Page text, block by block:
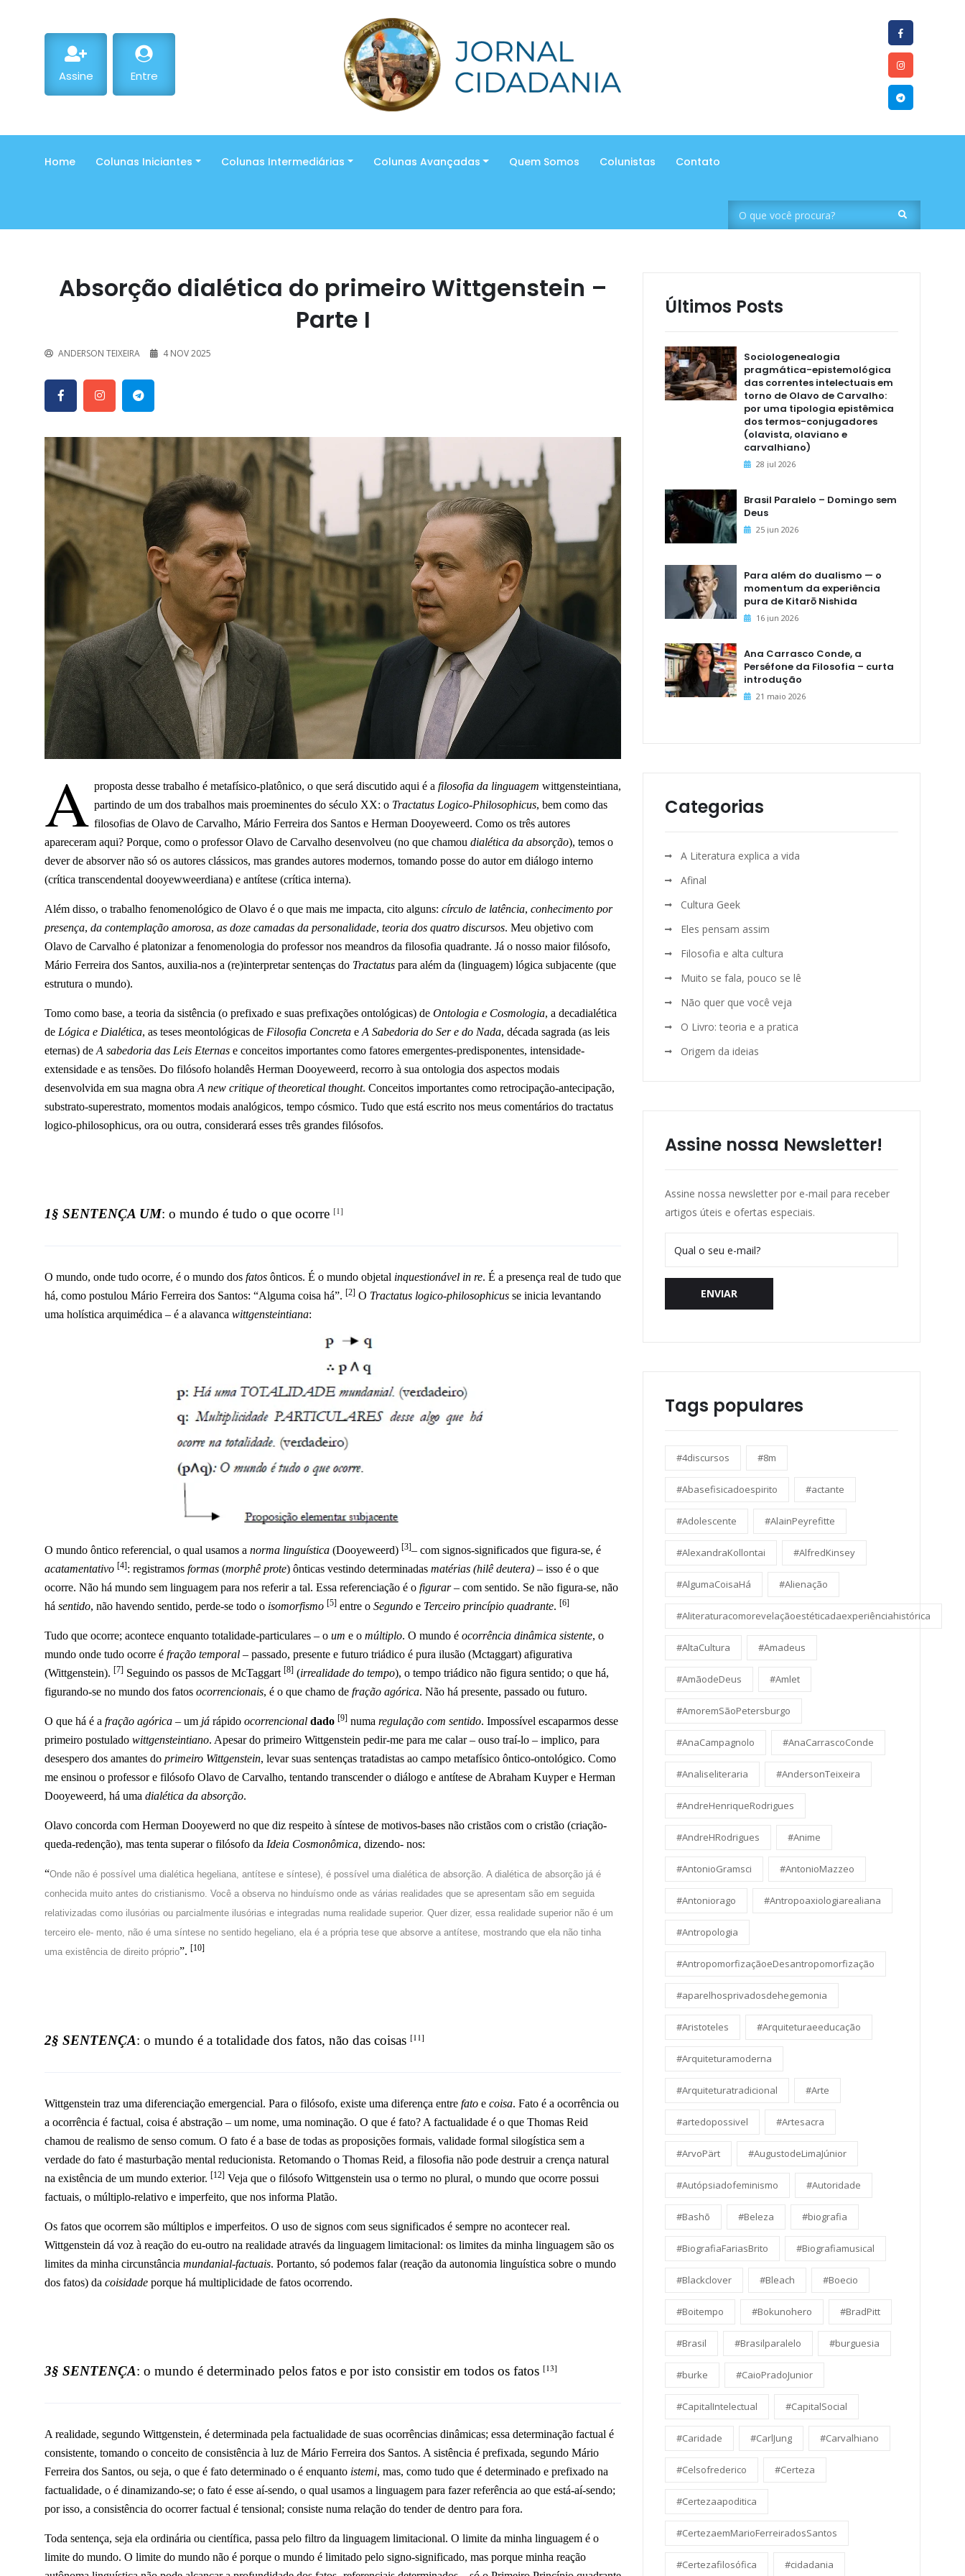
Assine Entre
Home Colunas Iniciantes Colunas Intermediárias Colunas Avançadas Quem Somos Colunistas Contato
Absorção dialética do primeiro Wittgenstein –
Parte I
ANDERSON TEIXEIRA 4 NOV 2025
A proposta desse trabalho é metafísico-platônico, o que será discutido aqui é a filosofia da linguagem wittgensteintiana,
partindo de um dos trabalhos mais proeminentes do século XX: o Tractatus Logico-Philosophicus, bem como das
filosofias de Olavo de Carvalho, Mário Ferreira dos Santos e Herman Dooyeweerd. Como os três autores
apareceram aqui? Porque, como o professor Olavo de Carvalho desenvolveu (no que chamou dialética da absorção), temos o
dever de absorver não só os autores clássicos, mas grandes autores modernos, tomando posse do autor em diálogo interno
(crítica transcendental dooyewweerdiana) e antítese (crítica interna).
Além disso, o trabalho fenomenológico de Olavo é o que mais me impacta, cito alguns: círculo de latência, conhecimento por
presença, da contemplação amorosa, as doze camadas da personalidade, teoria dos quatro discursos. Meu objetivo com
Olavo de Carvalho é platonizar a fenomenologia do professor nos meandros da filosofia quadrante. Já o nosso maior filósofo,
Mário Ferreira dos Santos, auxilia-nos a (re)interpretar sentenças do Tractatus para além da (linguagem) lógica subjacente (que
estrutura o mundo).
Tomo como base, a teoria da sistência (o prefixado e suas prefixações ontológicas) de Ontologia e Cosmologia, a decadialética
de Lógica e Dialética, as teses meontológicas de Filosofia Concreta e A Sabedoria do Ser e do Nada, década sagrada (as leis
eternas) de A sabedoria das Leis Eternas e conceitos importantes como fatores emergentes-predisponentes, intensidade-
extensidade e as tensões. Do filósofo holandês Herman Dooyeweerd, recorro à sua ontologia dos aspectos modais
desenvolvida em sua magna obra A new critique of theoretical thought. Conceitos importantes como retrocipação-antecipação,
substrato-superestrato, momentos modais analógicos, tempo cósmico. Tudo que está escrito nos meus comentários do tractatus
logico-philosophicus, ora ou outra, considerará esses três grandes filósofos.
1§ SENTENÇA UM: o mundo é tudo o que ocorre [1]
O mundo, onde tudo ocorre, é o mundo dos fatos ônticos. É o mundo objetal inquestionável in re. É a presença real de tudo que
há, como postulou Mário Ferreira dos Santos: “Alguma coisa há”. [2] O Tractatus logico-philosophicus se inicia levantando
uma holística arquimédica – é a alavanca wittgensteintiana:
O mundo ôntico referencial, o qual usamos a norma linguística (Dooyeweerd) [3]– com signos-significados que figura-se, é
acatamentativo [4]: registramos formas (morphê prote) ônticas vestindo determinadas matérias (hilê deutera) – isso é o que
ocorre. Não há mundo sem linguagem para nos referir a tal. Essa referenciação é o figurar– com sentido. Se não figura-se, não
há sentido, não havendo sentido, perde-se todo o isomorfismo [5] entre o Segundo e Terceiro princípio quadrante. [6]
Tudo que ocorre; acontece enquanto totalidade-particulares – o um e o múltiplo. O mundo é ocorrência dinâmica sistente, o
mundo onde tudo ocorre é fração temporal – passado, presente e futuro triádico é pura ilusão (Mctaggart) afigurativa
(Wittgenstein). [7] Seguindo os passos de McTaggart [8] (irrealidade do tempo), o tempo triádico não figura sentido; o que há,
figurando-se no mundo dos fatos ocorrencionais, é o que chamo de fração agórica. Não há presente, passado ou futuro.
O que há é a fração agórica – um já rápido ocorrencional dado [9] numa regulação com sentido. Impossível escaparmos desse
primeiro postulado wittgensteintiano. Apesar do primeiro Wittgenstein pedir-me para me calar – ouso traí-lo – implico, para
desespero dos amantes do primeiro Wittgenstein, levar suas sentenças tratadistas ao campo metafísico ôntico-ontológico. Como
me ensinou o professor e filósofo Olavo de Carvalho, tentando transcender o diálogo e antítese de Abraham Kuyper e Herman
Dooyeweerd, há uma dialética da absorção.
Olavo concorda com Herman Dooyewerd no que diz respeito à síntese de motivos-bases não cristãos com o cristão (criação-
queda-redenção), mas tenta superar o filósofo da Ideia Cosmonômica, dizendo- nos:
“Onde não é possível uma dialética hegeliana, antítese e síntese), é possível uma dialética de absorção. A dialética de absorção já é
conhecida muito antes do cristianismo. Você a observa no hinduísmo onde as várias realidades que se apresentam são em seguida
relativizadas como ilusórias ou parcialmente ilusórias e integradas numa realidade superior. Quer dizer, essa realidade superior não é um
terceiro ele- mento, não é uma síntese no sentido hegeliano, ela é a própria tese que absorve a antítese, mostrando que ela não tinha
uma existência de direito próprio”. [10]
2§ SENTENÇA: o mundo é a totalidade dos fatos, não das coisas [11]
Wittgenstein traz uma diferenciação emergencial. Para o filósofo, existe uma diferença entre fato e coisa. Fato é a ocorrência ou
a ocorrência é factual, coisa é abstração – um nome, uma nominação. O que é fato? A factualidade é o que Thomas Reid
chamou de realismo de senso comum. O fato é a base de todas as proposições formais, validade formal silogística sem a
verdade do fato é masturbação mental reducionista. Retomando o Thomas Reid, a filosofia não pode destruir a crença natural
na existência de um mundo exterior. [12] Veja que o filósofo Wittgenstein usa o termo no plural, o mundo que ocorre possui
factuais, o múltiplo-relativo e imperfeito, que nos informa Platão.
Os fatos que ocorrem são múltiplos e imperfeitos. O uso de signos com seus significados é sempre no acontecer real.
Wittgenstein dá voz à reação do eu-outro na realidade através da linguagem limitacional: os limites da minha linguagem são os
limites da minha circunstância mundanial-factuais. Portanto, só podemos falar (reação da autonomia linguística sobre o mundo
dos fatos) da coisidade porque há multiplicidade de fatos ocorrendo.
3§ SENTENÇA: o mundo é determinado pelos fatos e por isto consistir em todos os fatos [13]
A realidade, segundo Wittgenstein, é determinada pela factualidade de suas ocorrências dinâmicas; essa determinação factual é
consistente, tomando o conceito de consistência à luz de Mário Ferreira dos Santos. A sistência é prefixada, segundo Mário
Ferreira dos Santos, ou seja, o que é fato determinado o é enquanto istemi, mas, como tudo que é determinado e prefixado na
factualidade, o é dinamizando-se; o fato é esse aí-sendo, o qual usamos a linguagem para fazer referência ao que está-aí-sendo;
por isso, a consistência do ocorrer factual é tensional; consiste numa relação do tender de dentro para fora.
Toda sentença, seja ela ordinária ou científica, passa pelo filtro da linguagem limitacional. O limite da minha linguagem é o
limite do mundo. O limite do mundo não é porque o mundo é limitado pelo signo-significado, mas porque minha reação
Últimos Posts
Sociologenealogia
pragmática-epistemológica
das correntes intelectuais em
torno de Olavo de Carvalho:
por uma tipologia epistêmica
dos termos-conjugadores
(olavista, olaviano e
carvalhiano)
28 jul 2026
Brasil Paralelo – Domingo sem
Deus
25 jun 2026
Para além do dualismo — o
momentum da experiência
pura de Kitarō Nishida
16 jun 2026
Ana Carrasco Conde, a
Perséfone da Filosofia – curta
introdução
21 maio 2026
Categorias
A Literatura explica a vida
Afinal
Cultura Geek
Eles pensam assim
Filosofia e alta cultura
Muito se fala, pouco se lê
Não quer que você veja
O Livro: teoria e a pratica
Origem da ideias
Assine nossa Newsletter!
Assine nossa newsletter por e-mail para receber
artigos úteis e ofertas especiais.
ENVIAR
Tags populares
#4discursos #8m
#Abasefisicadoespirito #actante
#Adolescente #AlainPeyrefitte
#AlexandraKollontai #AlfredKinsey
#AlgumaCoisaHá #Alienação
#Aliteraturacomorevelaçãoestéticadaexperiênciahistórica
#AltaCultura #Amadeus
#AmãodeDeus #Amlet
#AmoremSãoPetersburgo
#AnaCampagnolo #AnaCarrascoConde
#Analiseliteraria #AndersonTeixeira
#AndreHenriqueRodrigues
#AndreHRodrigues #Anime
#AntonioGramsci #AntonioMazzeo
#Antoniorago #Antropoaxiologiarealiana
#Antropologia
#AntropomorfizaçãoeDesantropomorfização
#aparelhosprivadosdehegemonia
#Aristoteles #Arquiteturaeeducação
#Arquiteturamoderna
#Arquiteturatradicional #Arte
#artedopossivel #Artesacra
#ArvoPärt #AugustodeLimaJúnior
#Autópsiadofeminismo #Autoridade
#Bashō #Beleza #biografia
#BiografiaFariasBrito #Biografiamusical
#Blackclover #Bleach #Boecio
#Boitempo #Bokunohero #BradPitt
#Brasil #Brasilparalelo #burguesia
#burke #CaioPradoJunior
#CapitalIntelectual #CapitalSocial
#Caridade #CarlJung #Carvalhiano
#Celsofrederico #Certeza
#Certezaapoditica
#CertezaemMarioFerreiradosSantos
#Certezafilosófica #cidadania